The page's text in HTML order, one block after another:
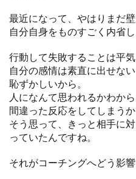
最近になって、やはりまだ壁
自分自身をものすごく内省し
行動して失敗することは平気
自分の感情は素直に出せない
恥ずかしいから。
人になんて思われるかわから
間違った反応をしてしまうか
そう思って、きっと相手に
っていたんですね。
それがコーチングへどう影